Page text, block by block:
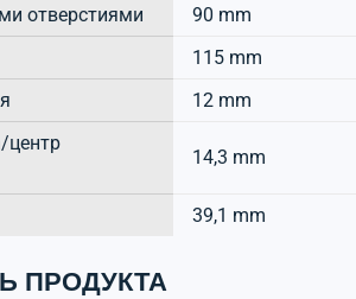
отверстиями
90 mm
115 mm
12 mm
центр
14,3 mm
39,1 mm
ПРОДУКТА